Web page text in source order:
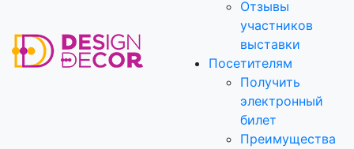
Отзывы
участников
выставки
Посетителям
Получить
электронный
билет
Преимущества